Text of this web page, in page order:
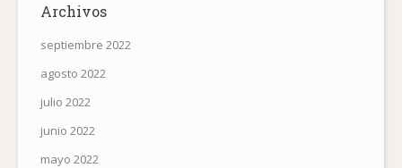
Archivos
septiembre 2022
agosto 2022
julio 2022
junio 2022
mayo 2022